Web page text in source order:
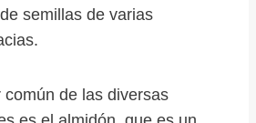
semillas de varias
común de las diversas